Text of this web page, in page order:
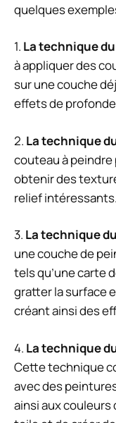
quelques
1. La technique
à appliquer des
sur une couche
effets de
2. La technique
couteau à
obtenir des
relief intéressants.
3. La technique
une couche de
tels qu’une carte
gratter la surface
créant ainsi des
4. La technique
Cette technique
avec des
ainsi aux couleurs